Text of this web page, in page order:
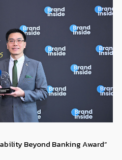
Beyond Banking Award”